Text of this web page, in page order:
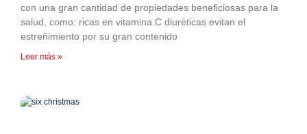
con una gran cantidad de propiedades beneficiosas para la
salud, como: ricas en vitamina C diuréticas evitan el
estreñimiento por su gran contenido
Leer más »